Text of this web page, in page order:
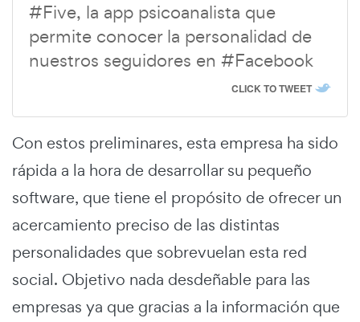
#Five, la app psicoanalista que
permite conocer la personalidad de
nuestros seguidores en #Facebook
CLICK TO TWEET
Con estos preliminares, esta empresa ha sido
rápida a la hora de desarrollar su pequeño
software, que tiene el propósito de ofrecer un
acercamiento preciso de las distintas
personalidades que sobrevuelan esta red
social. Objetivo nada desdeñable para las
empresas ya que gracias a la información que